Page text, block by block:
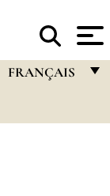
FRANÇAIS